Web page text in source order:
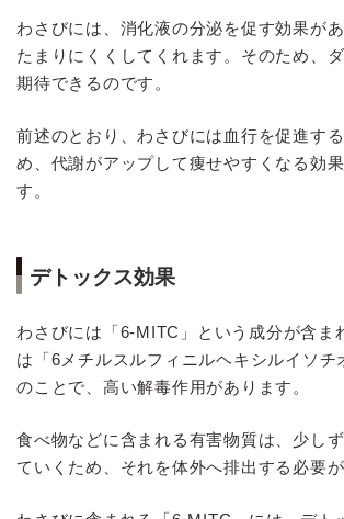
わさびには、消化液の分泌を促す効果が
たまりにくくしてくれます。そのため、
期待できるのです。
前述のとおり、わさびには血行を促進す
め、代謝がアップして痩せやすくなる効
す。
デトックス効果
わさびには「6-MITC」という成分が含ま
は「6メチルスルフィニルヘキシルイソチ
のことで、高い解毒作用があります。
食べ物などに含まれる有害物質は、少し
ていくため、それを体外へ排出する必要が